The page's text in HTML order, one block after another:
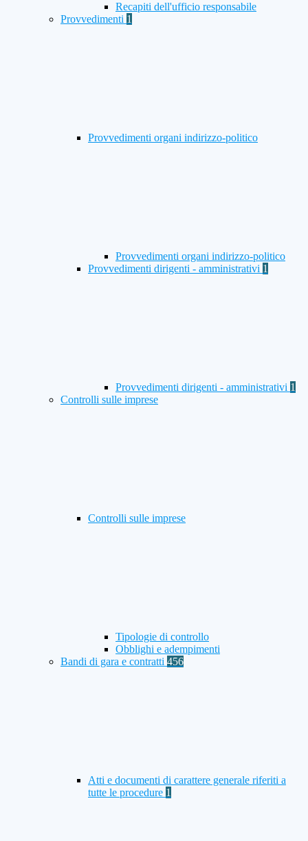
Recapiti dell'ufficio responsabile
Provvedimenti 1
Provvedimenti organi indirizzo-politico
Provvedimenti organi indirizzo-politico
Provvedimenti dirigenti - amministrativi 1
Provvedimenti dirigenti - amministrativi 1
Controlli sulle imprese
Controlli sulle imprese
Tipologie di controllo
Obblighi e adempimenti
Bandi di gara e contratti 456
Atti e documenti di carattere generale riferiti a
tutte le procedure 1